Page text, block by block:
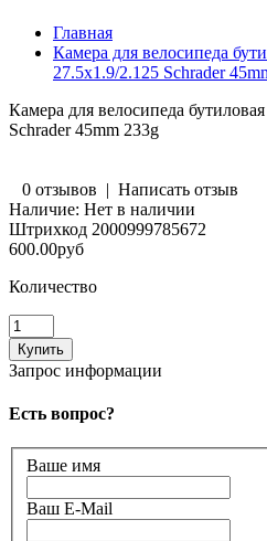
Главная
Камера для велосипеда
27.5x1.9/2.125 Schrader
Камера для велосипеда
Schrader 45mm 233g
0 отзывов | Написать отзыв
Наличие: Нет в наличии
Штрихкод 2000999785672
600.00руб
Количество
Запрос информации
Есть вопрос?
Ваше имя
Ваш E-Mail